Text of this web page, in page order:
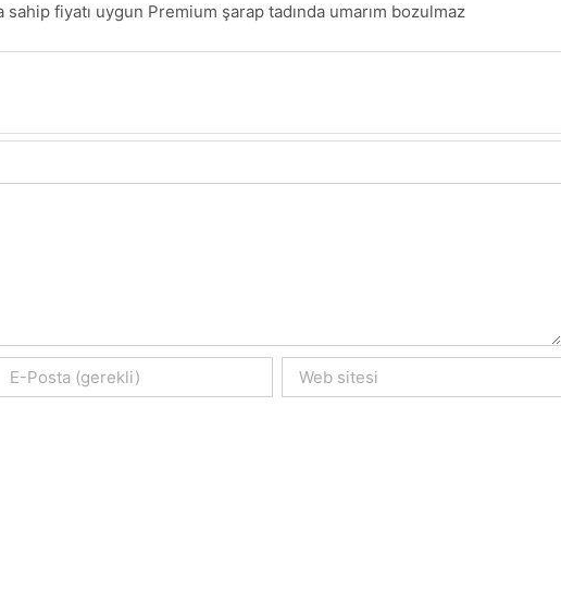
fiyatı uygun Premium şarap tadında umarım bozulmaz